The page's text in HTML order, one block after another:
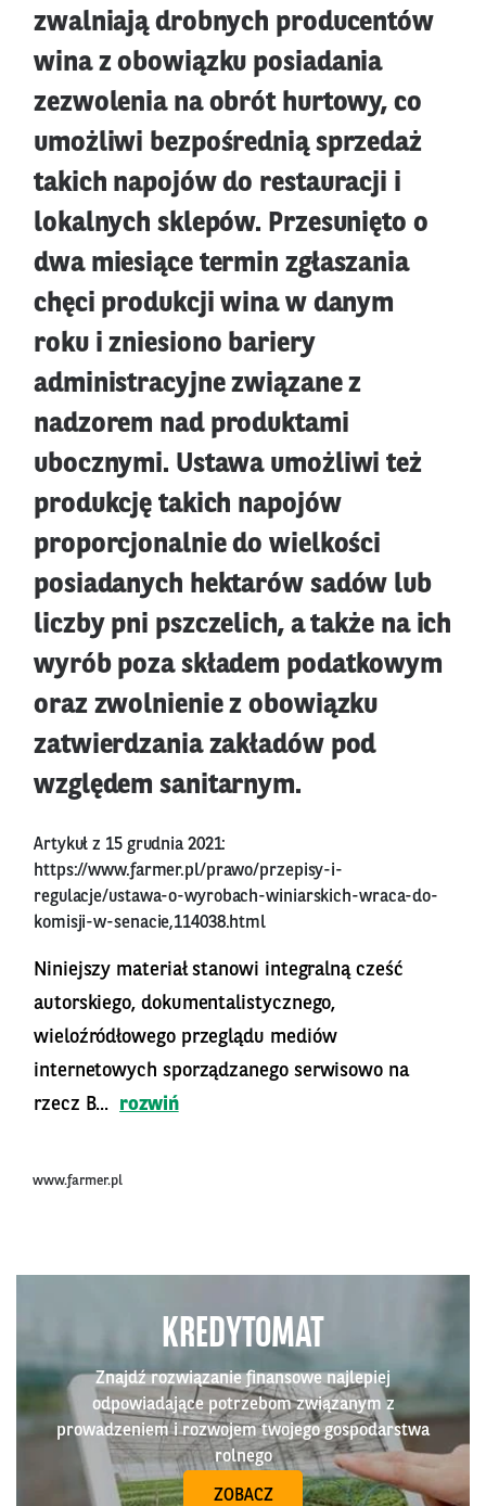
zwalniają drobnych producentów
wina z obowiązku posiadania
zezwolenia na obrót hurtowy, co
umożliwi bezpośrednią sprzedaż
takich napojów do restauracji i
lokalnych sklepów. Przesunięto o
dwa miesiące termin zgłaszania
chęci produkcji wina w danym
roku i zniesiono bariery
administracyjne związane z
nadzorem nad produktami
ubocznymi. Ustawa umożliwi też
produkcję takich napojów
proporcjonalnie do wielkości
posiadanych hektarów sadów lub
liczby pni pszczelich, a także na ich
wyrób poza składem podatkowym
oraz zwolnienie z obowiązku
zatwierdzania zakładów pod
względem sanitarnym.
Artykuł z 15 grudnia 2021:
https://www.farmer.pl/prawo/przepisy-i-
regulacje/ustawa-o-wyrobach-winiarskich-wraca-do-
komisji-w-senacie,114038.html
Niniejszy materiał stanowi integralną cześć
autorskiego, dokumentalistycznego,
wieloźródłowego przeglądu mediów
internetowych sporządzanego serwisowo na
rzecz B...
rozwiń
www.farmer.pl
KREDYTOMAT
Znajdź rozwiązanie finansowe najlepiej
odpowiadające potrzebom związanym z
prowadzeniem i rozwojem twojego gospodarstwa
rolnego
ZOBACZ